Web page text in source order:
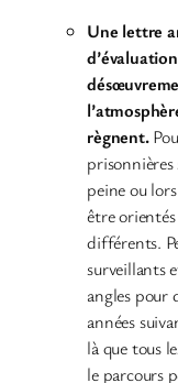
Une lettre
règnent.
peine ou
être
différents.
surveillants
angles pour
années
là que tous
le parcours